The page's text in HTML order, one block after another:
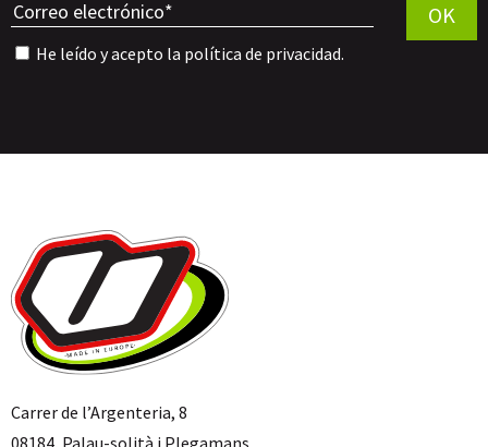
He leído y acepto la política de privacidad.
OK
Carrer de l’Argenteria, 8
08184, Palau-solità i Plegamans